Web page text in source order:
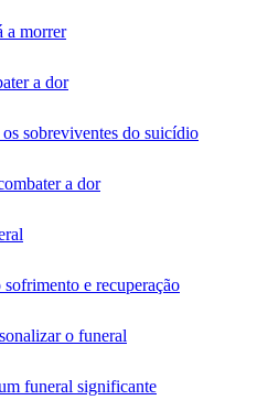
a morrer
a dor
sobreviventes do suicídio
a dor
e recuperação
o funeral
funeral significante